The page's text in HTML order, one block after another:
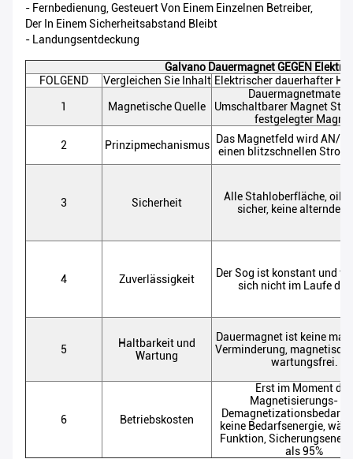
- Fernbedienung, Gesteuert Von Einem Einzelnen Betreiber,
Der In Einem Sicherheitsabstand Bleibt
- Landungsentdeckung
Galvano Dauermagnet GEGEN
FOLGEND
Vergleichen Sie Inhalt Elektrischer dauerhafter
1 Magnetische Quelle
Umschaltbarer Magnet
festgelegter Magnet
2 Prinzipmechanismus
Das Magnetfeld wird AN/
einen blitzschnellen Strom
3 Sicherheit
Alle Stahloberfläche,
sicher, keine alternde
4 Zuverlässigkeit
Der Sog ist konstant und
sich nicht im Laufe der
5
Haltbarkeit und
Wartung
Dauermagnet ist keine
Verminderung,
wartungsfrei.
6 Betriebskosten
Erst im Moment des
Magnetisierungs-
keine Bedarfsenergie,
Funktion,
als 95%